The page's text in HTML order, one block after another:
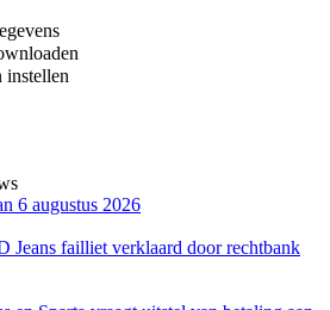
instellen
6 augustus 2026
Jeans failliet verklaard door rechtbank